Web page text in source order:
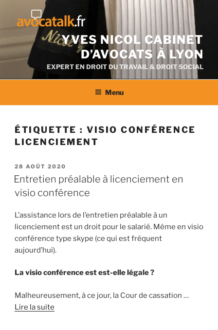
contenu
YVES NICOL CABINET
D’AVOCATS À LYON
EXPERT EN DROIT DU TRAVAIL & DROIT SOCIAL
Menu
ÉTIQUETTE :VISIO CONFÉRENCE
LICENCIEMENT
PUBLIÉ
LE
28 AOÛT 2020
Entretien préalable à licenciement en
visio conférence
L’assistance lors de l’entretien préalable à un
licenciement est un droit pour le salarié. Même en visio
conférence type skype (ce qui est fréquent
aujourd’hui).
La visio conférence est est-elle légale ?
Malheureusement, à ce jour, la Cour de cassation …
Lire la suite